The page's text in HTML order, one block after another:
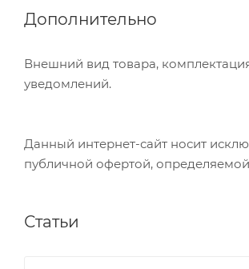
Дополнительно
Внешний вид товара,
уведомлений.
Данный интернет-сайт носит
публичной офертой,
Статьи